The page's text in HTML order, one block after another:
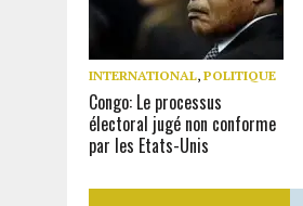
INTERNATIONAL, POLITIQUE
Congo: Le processus
électoral jugé non conforme
par les Etats-Unis